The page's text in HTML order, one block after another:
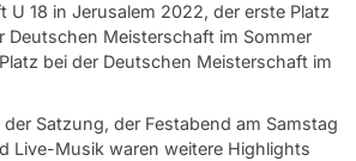
U 18 in Jerusalem 2022, der erste Platz
Deutschen Meisterschaft im Sommer
bei der Deutschen Meisterschaft im
Satzung, der Festabend am Samstag
Live-Musik waren weitere Highlights